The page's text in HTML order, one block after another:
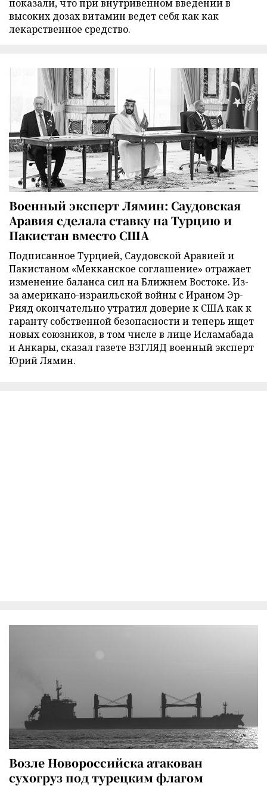
показали, что при внутривенном введении в
высоких дозах витамин ведет себя как как
лекарственное средство.
Военный эксперт Лямин: Саудовская
Аравия сделала ставку на Турцию и
Пакистан вместо США
Подписанное Турцией, Саудовской Аравией и
Пакистаном «Мекканское соглашение» отражает
изменение баланса сил на Ближнем Востоке. Из-
за американо-израильской войны с Ираном Эр-
Рияд окончательно утратил доверие к США как к
гаранту собственной безопасности и теперь ищет
новых союзников, в том числе в лице Исламабада
и Анкары, сказал газете ВЗГЛЯД военный эксперт
Юрий Лямин.
Возле Новороссийска атакован
сухогруз под турецким флагом